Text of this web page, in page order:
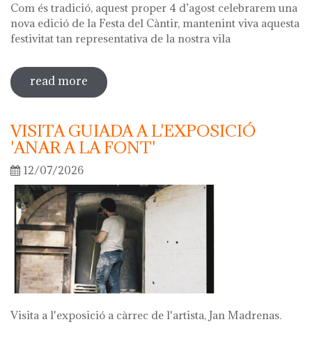
Com és tradició, aquest proper 4 d’agost celebrarem una
nova edició de la Festa del Càntir, mantenint viva aquesta
festivitat tan representativa de la nostra vila
read more sobre 76ª festa del càntir
VISITA GUIADA A L'EXPOSICIÓ
'ANAR A LA FONT'
12/07/2026
Visita a l'exposició a càrrec de l'artista, Jan Madrenas.